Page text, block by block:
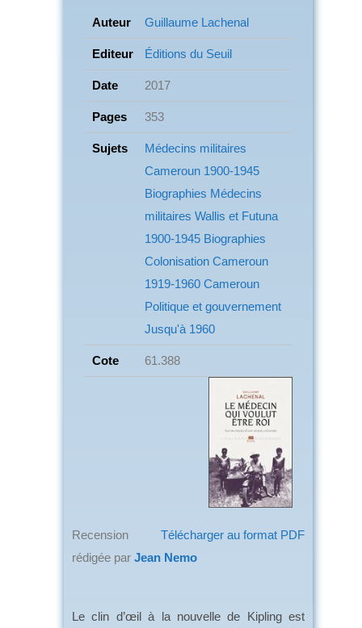
Auteur Guillaume Lachenal
Editeur Éditions du Seuil
Date 2017
Pages 353
Sujets
Médecins militaires
Cameroun 1900-1945
Biographies Médecins
militaires Wallis et Futuna
1900-1945 Biographies
Colonisation Cameroun
1919-1960 Cameroun
Politique et gouvernement
Jusqu'à 1960
Cote 61.388
Télécharger au format PDF
Recension
rédigée par Jean Nemo
Le clin d’œil à la nouvelle de Kipling est